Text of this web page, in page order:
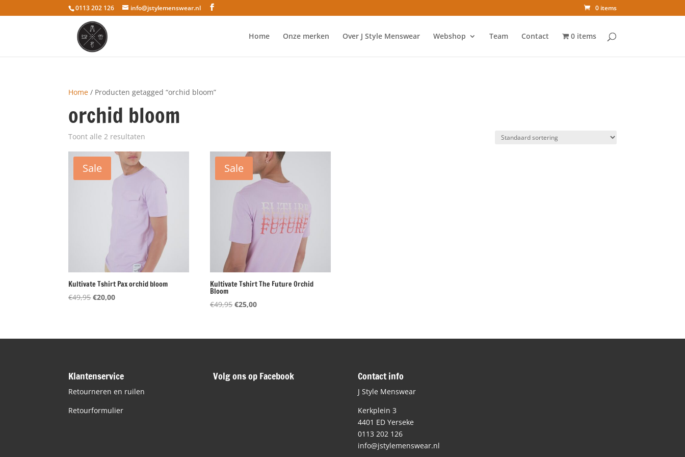
0113 202 126 info@jstylemenswear.nl 0 items
Home Onze merken Over J Style Menswear Webshop Team Contact 0 items
Home / Producten getagged “orchid bloom”
orchid bloom
Toont alle 2 resultaten
Sale
Kultivate Tshirt Pax orchid bloom
€49,95Oorspronkelijke
€20,00Huidige
Sale
Kultivate Tshirt The Future Orchid
Bloom
€49,95Oorspronkelijke
€49,95.
€25,00Huidige
€25,00.
Klantenservice
Retourneren en ruilen
Retourformulier
Volg ons op Facebook Contact info
J Style Menswear
Kerkplein 3
4401 ED Yerseke
0113 202 126
info@jstylemenswear.nl